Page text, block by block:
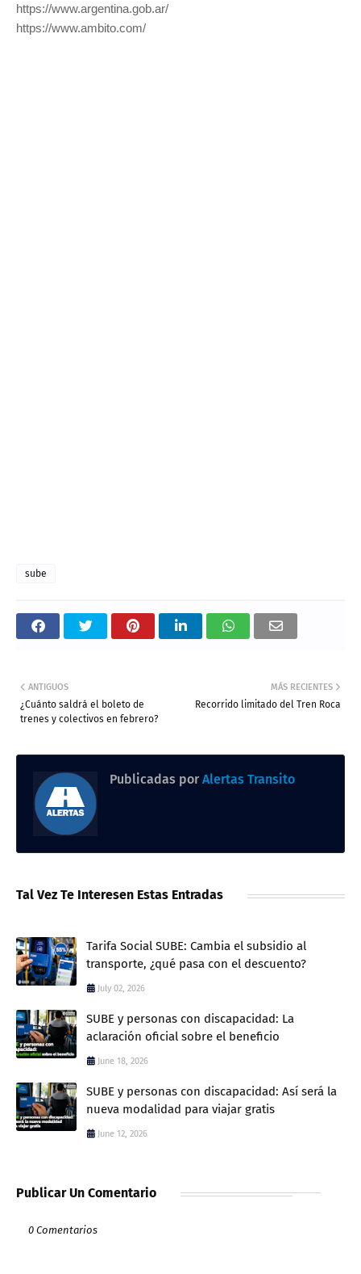
https://www.argentina.gob.ar/
https://www.ambito.com/
sube
MÁS RECIENTES
Recorrido limitado del Tren Roca
ANTIGUOS
¿Cuánto saldrá el boleto de
trenes y colectivos en febrero?
Publicadas por Alertas Transito
Tal Vez Te Interesen Estas Entradas
Tarifa Social SUBE: Cambia el subsidio al
transporte, ¿qué pasa con el descuento?
July 02, 2026
SUBE y personas con discapacidad: La
aclaración oficial sobre el beneficio
June 18, 2026
SUBE y personas con discapacidad: Así será la
nueva modalidad para viajar gratis
June 12, 2026
Publicar Un Comentario
0 Comentarios